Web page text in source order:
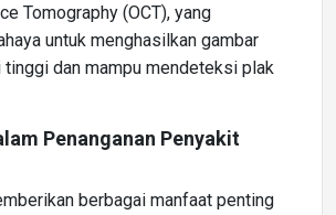
Tomography (OCT), yang
untuk menghasilkan gambar
dan mampu mendeteksi plak
Penanganan Penyakit
berbagai manfaat penting